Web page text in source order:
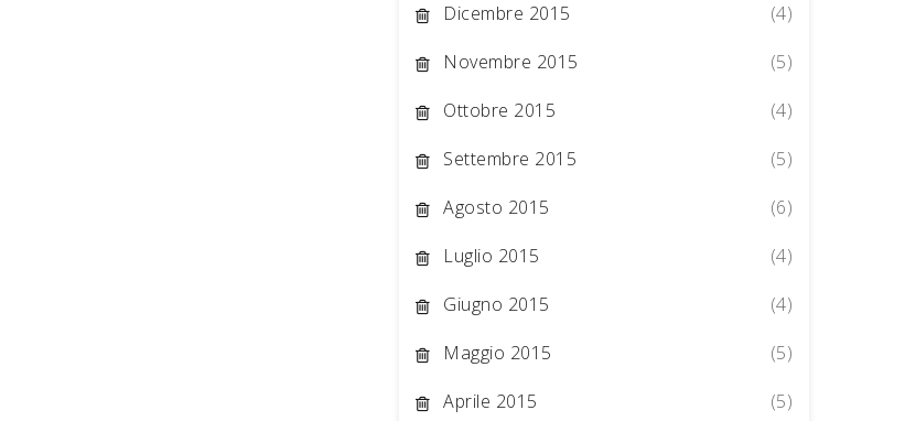
Dicembre 2015
(4)
Novembre 2015
(5)
Ottobre 2015
(4)
Settembre 2015
(5)
Agosto 2015
(6)
Luglio 2015
(4)
Giugno 2015
(4)
Maggio 2015
(5)
Aprile 2015
(5)